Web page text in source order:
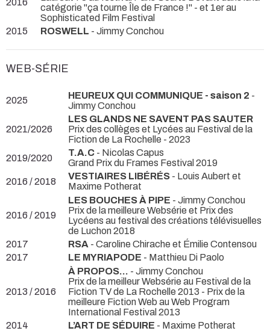
2016
catégorie "ça tourne Île de France !" - et 1er au
Sophisticated Film Festival
2015
ROSWELL - Jimmy Conchou
WEB-SÉRIE
2025 HEUREUX QUI COMMUNIQUE - saison 2 -
Jimmy Conchou
2021/2026
LES GLANDS NE SAVENT PAS SAUTER
Prix des collèges et Lycées au Festival de la
Fiction de La Rochelle - 2023
2019/2020
T.A.C - Nicolas Capus
Grand Prix du Frames Festival 2019
2016 / 2018
VESTIAIRES LIBÉRÉS - Louis Aubert et
Maxime Potherat
2016 / 2019
LES BOUCHES À PIPE - Jimmy Conchou
Prix de la meilleure Websérie et Prix des
Lycéens au festival des créations télévisuelles
de Luchon 2018
2017
RSA - Caroline Chirache et Émilie Contensou
2017
LE MYRIAPODE - Matthieu Di Paolo
2013 / 2016
À PROPOS… - Jimmy Conchou
Prix de la meilleur Websérie au Festival de la
Fiction TV de La Rochelle 2013 - Prix de la
meilleure Fiction Web au Web Program
International Festival 2013
2014
L’ART DE SÉDUIRE - Maxime Potherat